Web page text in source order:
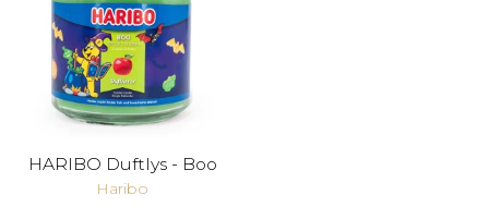
HARIBO Duftlys - Boo
Haribo